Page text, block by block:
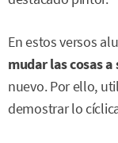
En estos versos
mudar las cosas
nuevo. Por ello,
demostrar lo